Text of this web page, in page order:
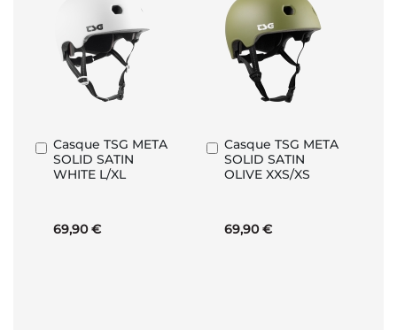
Casque TSG META
SOLID SATIN
WHITE L/XL
69,90 €
Ajouter
au
panier
Casque TSG META
SOLID SATIN
OLIVE XXS/XS
69,90 €
Ajouter
au
panier